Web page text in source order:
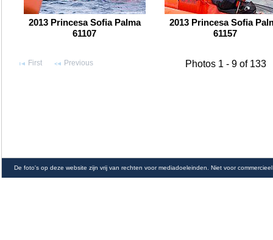
2013 Princesa Sofia Palma
61107
2013 Princesa Sofia
61157
First Previous Photos 1 - 9 of 133
De foto's op deze website zijn vrij van rechten voor mediadoeleinden. Niet voor